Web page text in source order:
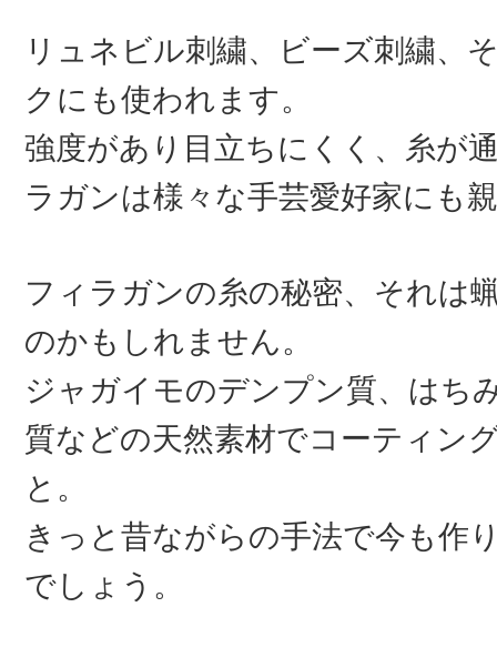
リュネビル刺繍、ビーズ刺繍、
クにも使われます。
強度があり目立ちにくく、糸が
ラガンは様々な手芸愛好家にも
フィラガンの糸の秘密、それは
のかもしれません。
ジャガイモのデンプン質、はち
質などの天然素材でコーティン
と。
きっと昔ながらの手法で今も作
でしょう。